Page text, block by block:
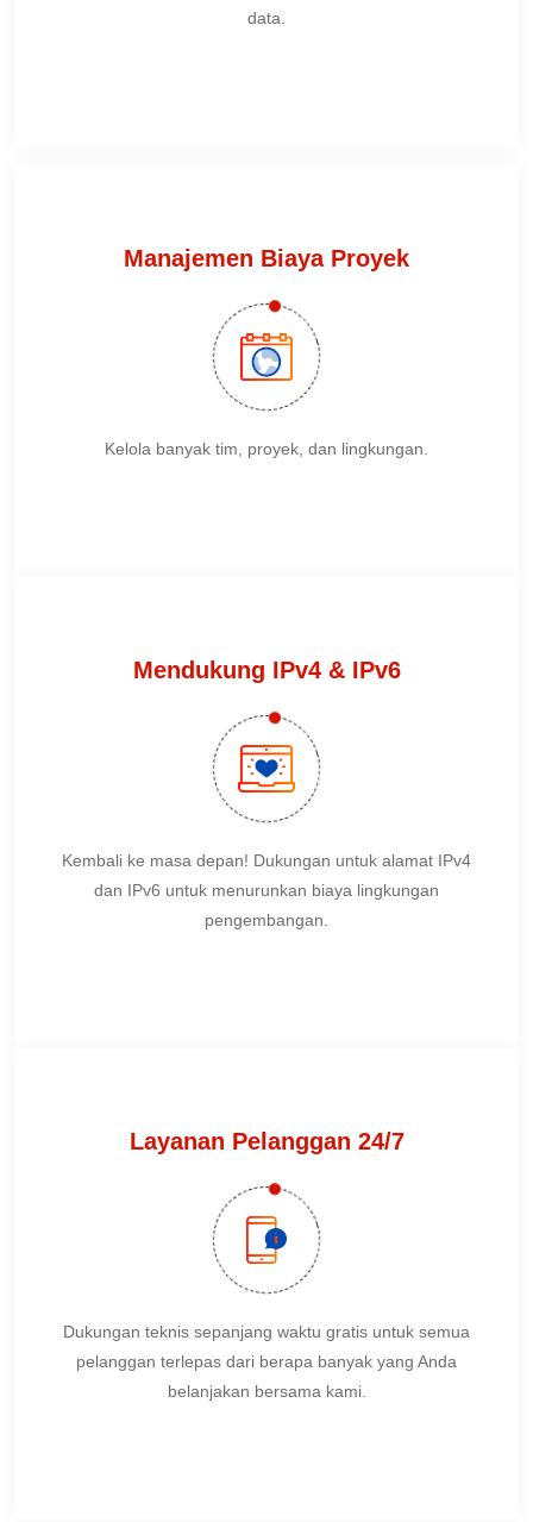
data.
Manajemen Biaya Proyek
Kelola banyak tim, proyek, dan lingkungan.
Mendukung IPv4 & IPv6
Kembali ke masa depan! Dukungan untuk alamat IPv4
dan IPv6 untuk menurunkan biaya lingkungan
pengembangan.
Layanan Pelanggan 24/7
Dukungan teknis sepanjang waktu gratis untuk semua
pelanggan terlepas dari berapa banyak yang Anda
belanjakan bersama kami.